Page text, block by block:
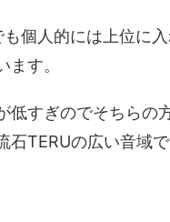
も個人的には上位に
ます。
低すぎのでそちらの
石TERUの広い音域